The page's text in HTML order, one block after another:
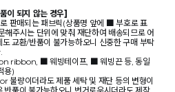
이 되지 않는 경우]
판매되는 패브릭(상품명 앞에 ■ 부호로 표
해주시는 단위에 맞춰 재단하여 배송되므로 어
도 교환/반품이 불가능하오니 신중한 구매 부탁
ribbon, ■ 웨빙테이프, ■ 웨빙끈 등, 동일
용)
불량이더라도 제품 세탁 및 재단 등의 변형이